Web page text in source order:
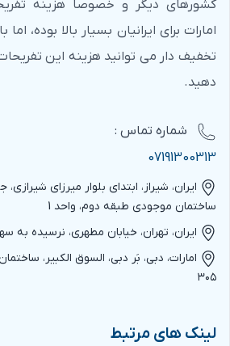
کشورهای دیگر و خصوصاً هزینه
امارات برای ایرانیان بسیار بالا بوده،
تخفیف دار می توانید هزینه این
دهید.
شماره‌ تماس :
07191300313
ایران، شیراز، ابتدای بلوار میرزای
ساختمان موجودی طبقه دوم، واحد 1
ایران، تهران، خیابان مطهری، نرسیده به
۳۰۵
لینک های مرتبط